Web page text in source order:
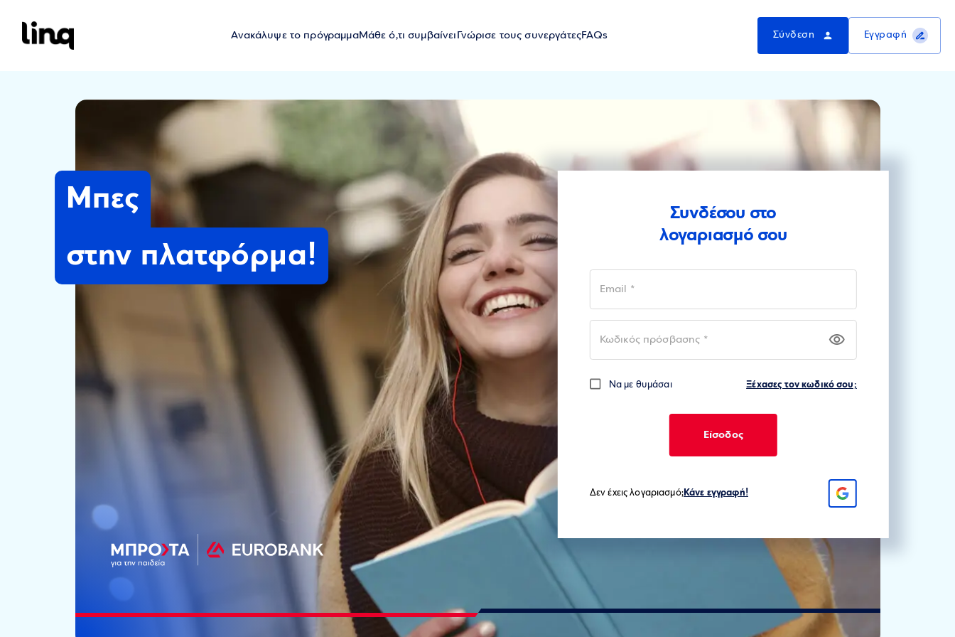
Ανακάλυψε το πρόγραμμαΜάθε ό,τι συμβαίνει Γνώρισε τους συνεργάτεςFAQs Σύνδεση Εγγραφή
Μπες
στην πλατφόρμα!
Συνδέσου στο
λογαριασμό σου
Να με θυμάσαι Ξέχασες τον κωδικό σου;
Είσοδος
Δεν έχεις λογαριασμό;Κάνε εγγραφή!